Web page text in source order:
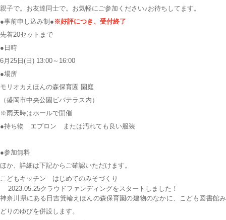
親子で。お友達同士で。お気軽にご参加ください♪お待ちしてます。
●事前申し込み制● ※好評につき、受付終了
先着20セットまで
●日時
6月25日(日) 13:00～16:00
●場所
モリオカえほんの森保育園 園庭
（盛岡市中央公園ビバテラス内）
※雨天時はホールで開催
●持ち物 エプロン または汚れても良い服装
●参加無料
ほか、詳細は下記からご確認いただけます。
こどもキッチン はじめてのみそづくり
2023.05.25クラウドファンディングをスタートしました！
神奈川県にある 日吉箕輪えほんの森保育園の建物のなかに、こども図書館み
どりのゆびを併設します。